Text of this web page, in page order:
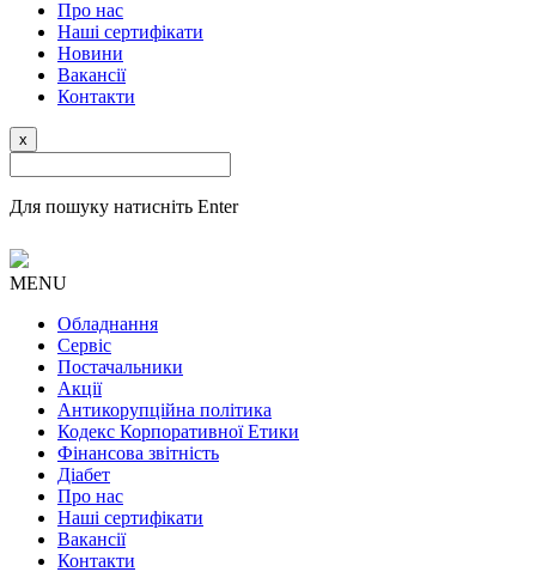
Про нас
Наші сертифікати
Новини
Вакансії
Контакти
x
Для пошуку натисніть Enter
MENU
Обладнання
Сервіс
Постачальники
Акції
Антикорупційна політика
Кодекс Корпоративної Етики
Фінансова звітність
Діабет
Про нас
Наші сертифікати
Вакансії
Контакти